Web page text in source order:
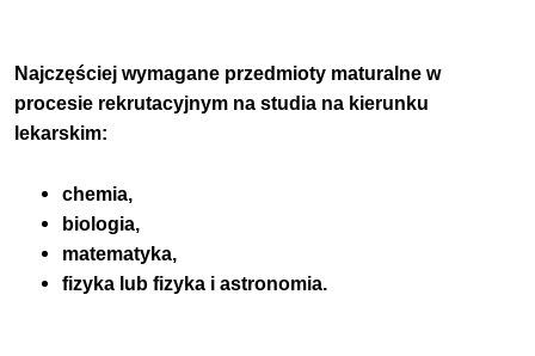
Najczęściej wymagane przedmioty maturalne w
procesie rekrutacyjnym na studia na kierunku
lekarskim:
chemia,
biologia,
matematyka,
fizyka lub fizyka i astronomia.